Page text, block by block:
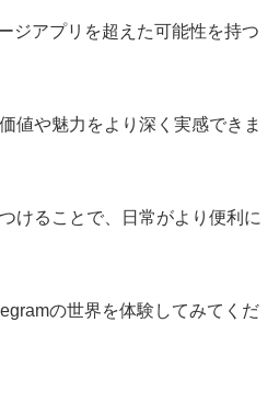
ジアプリを超えた可能性を持つ
値や魅力をより深く実感できま
けることで、日常がより便利に
の世界を体験してみてくだ